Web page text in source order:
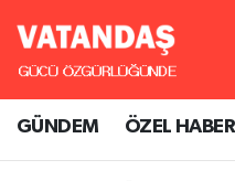
GÜNDEM ÖZEL HABER
GÜNDEM
Hava Durumu